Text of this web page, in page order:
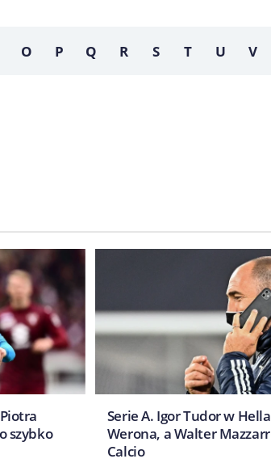
O P Q R S T U V
szybko
Serie A. Igor Tudor w
Werona, a Walter
Calcio